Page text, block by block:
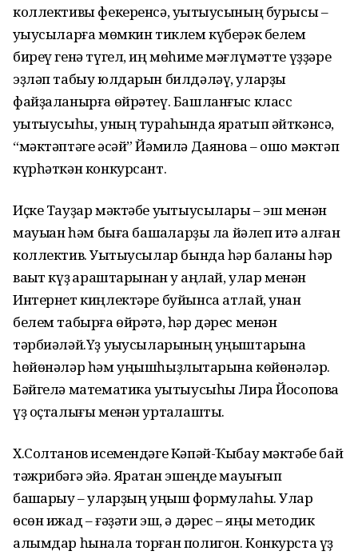
коллективы фекеренсә, уҡытыусының бурысы –
уҡыусыларға мөмкин тиклем күберәк белем
биреү генә түгел, иң мөһиме мәғлүмәтте үҙҙәре
эҙләп табыу юлдарын билдәләү, уларҙы
файҙаланырға өйрәтеү. Башланғыс класс
уҡытыусыһы, уның тураһында яратып әйткәнсә,
“мәктәптәге әсәй” Йәмилә Даянова – ошо мәктәп
күрһәткән конкурсант.
Иҫке Тауҙар мәктәбе уҡытыусылары – эш менән
мауыҡҡан һәм быға башҡаларҙы ла йәлеп итә алған
коллектив. Уҡытыусылар бында һәр баланы һәр
ваҡыт күҙ ҡараштарынан уҡ аңлай, улар менән
Интернет киңлектәре буйынса атлай, унан
белем табырға өйрәтә, һәр дәрес менән
тәрбиәләй.Үҙ уҡыусыларының уңыштарына
һөйөнәләр һәм уңышһыҙлыҡтарына көйөнәләр.
Бәйгелә математика уҡытыусыһы Лира Йосопова
үҙ оҫталығы менән уртаҡлашты.
Х.Солтанов исемендәге Кәпәй-Ҡыбау мәктәбе бай
тәжрибәгә эйә. Яратҡан эшеңде мауығып
башҡарыу – уларҙың уңыш формулаһы. Улар
өсөн ижад – ғәҙәти эш, ә дәрес – яңы методик
алымдар һынала торған полигон. Конкурста үҙ